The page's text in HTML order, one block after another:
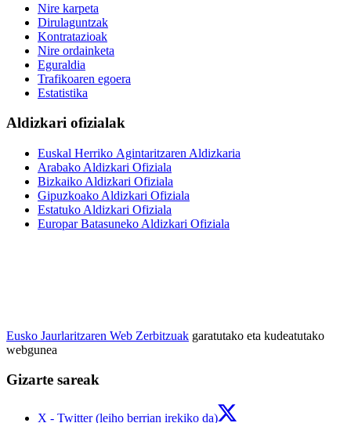
Nire karpeta
Dirulaguntzak
Kontratazioak
Nire ordainketa
Eguraldia
Trafikoaren egoera
Estatistika
Aldizkari ofizialak
Euskal Herriko Agintaritzaren Aldizkaria
Arabako Aldizkari Ofiziala
Bizkaiko Aldizkari Ofiziala
Gipuzkoako Aldizkari Ofiziala
Estatuko Aldizkari Ofiziala
Europar Batasuneko Aldizkari Ofiziala
Eusko Jaurlaritzaren Web Zerbitzuak garatutako eta kudeatutako
webgunea
Gizarte sareak
X - Twitter (leiho berrian irekiko da)